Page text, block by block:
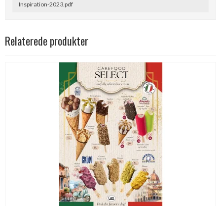
Inspiration-2023.pdf
Relaterede produkter